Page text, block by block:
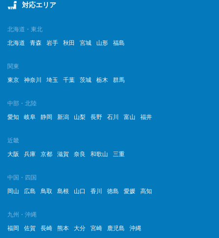
2023年3月
2023年2月
2022年8月
2022年6月
2022年5月
2022年4月
対応エリア
北海道・東北
北海道
青森 岩手 秋田 宮城 山形 福島
関東
東京
神奈川 埼玉 千葉 茨城 栃木 群馬
中部・北陸
愛知
岐阜 静岡 新潟 山梨 長野 石川 富山 福井
近畿
大阪
兵庫 京都 滋賀 奈良 和歌山 三重
中国・四国
岡山
広島 鳥取 島根 山口 香川 徳島 愛媛 高知
九州・沖縄
福岡
佐賀 長崎 熊本 大分 宮崎 鹿児島 沖縄